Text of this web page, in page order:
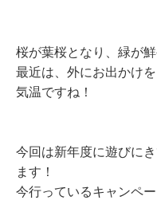
桜が葉桜となり、緑が
最近は、外にお出かけ
気温ですね！
今回は新年度に遊びに
ます！
今行っているキャンペ